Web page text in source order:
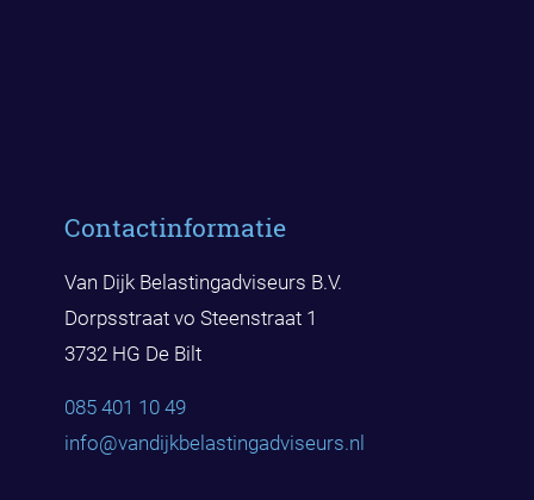
Contactinformatie
Van Dijk Belastingadviseurs B.V.
Dorpsstraat vo Steenstraat 1
3732 HG De Bilt
085 401 10 49
info@vandijkbelastingadviseurs.nl